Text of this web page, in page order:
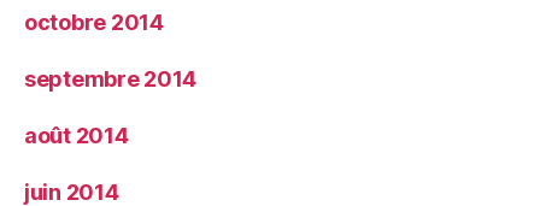
octobre 2014
septembre 2014
août 2014
juin 2014